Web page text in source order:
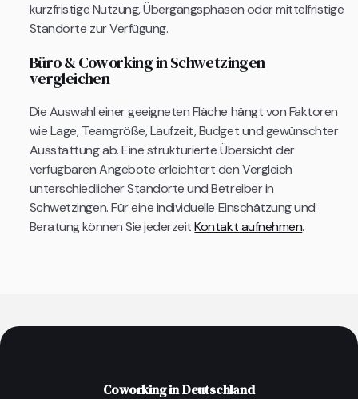
kurzfristige Nutzung, Übergangsphasen oder mittelfristige
Standorte zur Verfügung.
Büro & Coworking in Schwetzingen
vergleichen
Die Auswahl einer geeigneten Fläche hängt von Faktoren
wie Lage, Teamgröße, Laufzeit, Budget und gewünschter
Ausstattung ab. Eine strukturierte Übersicht der
verfügbaren Angebote erleichtert den Vergleich
unterschiedlicher Standorte und Betreiber in
Schwetzingen. Für eine individuelle Einschätzung und
Beratung können Sie jederzeitKontakt aufnehmen.
Coworking in Deutschland